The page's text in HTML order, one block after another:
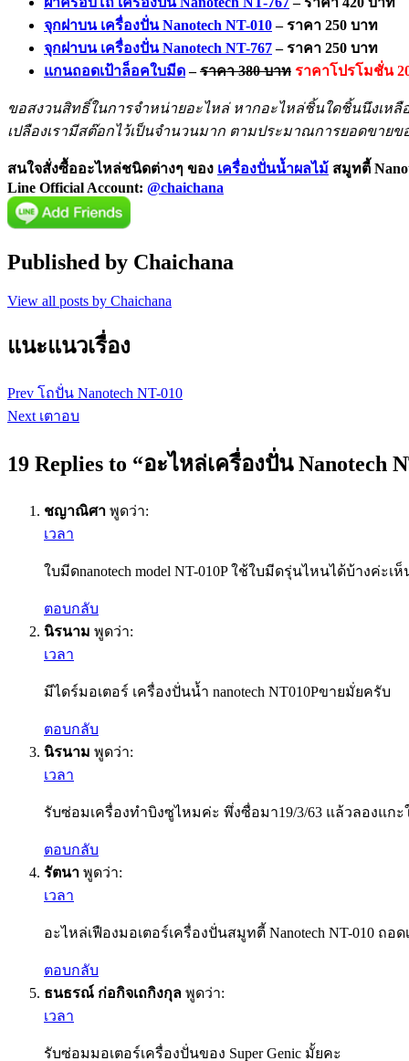
จุกฝาบน เครื่องปั่น Nanotech NT-010– ราคา 250 บาท
จุกฝาบน เครื่องปั่น Nanotech NT-767– ราคา 250 บาท
แกนถอดเป้าล็อคใบมีด–ราคา 380 บาท ราคาโปรโมชั่น
ขอสงวนสิทธิ์ในการจำหน่ายอะไหล่ หากอะไหล่ชิ้นใดชิ้นนึงเห
เปลืองเรามีสต๊อกไว้เป็นจำนวนมาก ตามประมาณการยอดขายข
สนใจสั่งซื้ออะไหล่ชนิดต่างๆ ของ เครื่องปั่นน้ำผลไม้ สมูทตี้
Line Official Account: @chaichana
Published by Chaichana
View all posts by Chaichana
แนะแนวเรื่อง
Prev โถปั่น Nanotech NT-010
Next เตาอบ
19 Replies to “อะไหล่เครื่องปั่น Nanotech
ชญาณิศา พูดว่า:
เวลา
ใบมีดnanotech model NT-010P ใช้ใบมีดรุ่นไหนได้บ้างค่ะ
ตอบกลับ
นิรนาม พูดว่า:
เวลา
มีไดร์มอเตอร์ เครื่องปั่นน้ำ nanotech NT010Pขายมั่ยครับ
ตอบกลับ
นิรนาม พูดว่า:
เวลา
รับซ่อมเครื่องทำบิงซูไหมค่ะ พึ่งซื่อมา19/3/63 แล้วลองแก
ตอบกลับ
รัตนา พูดว่า:
เวลา
อะไหล่เฟืองมอเตอร์เครื่องปั่นสมูทตี้ Nanotech NT-010 ถ
ตอบกลับ
ธนธรณ์ ก่อกิจเถกิงกุล พูดว่า:
เวลา
รับซ่อมมอเตอร์เครื่องปั่นของ Super Genic มั้ยคะ